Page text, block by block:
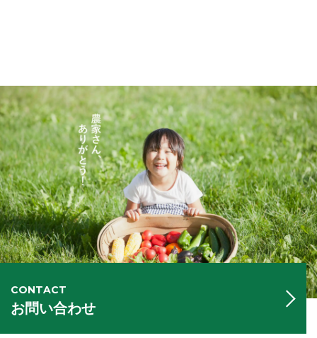
CONTACT
お問い合わせ